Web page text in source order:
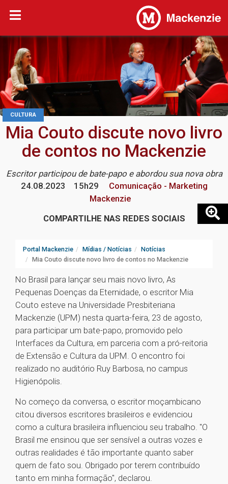
CULTURA
Mia Couto discute novo livro
de contos no Mackenzie
Escritor participou de bate-papo e abordou sua nova obra
24.08.2023
15h29
Comunicação - Marketing
Mackenzie
COMPARTILHE NAS REDES SOCIAIS
Portal Mackenzie Mídias / Notícias
Notícias
Mia Couto discute novo livro de contos no Mackenzie
No Brasil para lançar seu mais novo livro, As
Pequenas Doenças da Eternidade, o escritor Mia
Couto esteve na Universidade Presbiteriana
Mackenzie (UPM) nesta quarta-feira, 23 de agosto,
para participar um bate-papo, promovido pelo
Interfaces da Cultura, em parceria com a pró-reitoria
de Extensão e Cultura da UPM. O encontro foi
realizado no auditório Ruy Barbosa, no campus
Higienópolis.
No começo da conversa, o escritor moçambicano
citou diversos escritores brasileiros e evidenciou
como a cultura brasileira influenciou seu trabalho. "O
Brasil me ensinou que ser sensível a outras vozes e
outras realidades é tão importante quanto saber
quem de fato sou. Obrigado por terem contribuído
tanto em minha formação", declarou.